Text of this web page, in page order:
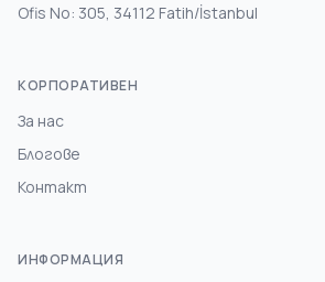
Ofis No: 305, 34112 Fatih/İstanbul
КОРПОРАТИВЕН
За нас
Блогове
Контакт
ИНФОРМАЦИЯ